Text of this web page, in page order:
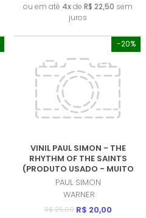
ou em até 4xde R$ 22,50 sem
juros
-20%
VINIL PAUL SIMON - THE
RHYTHM OF THE SAINTS
(PRODUTO USADO - MUITO
BOM)
PAUL SIMON
WARNER
R$ 25,00 R$ 20,00